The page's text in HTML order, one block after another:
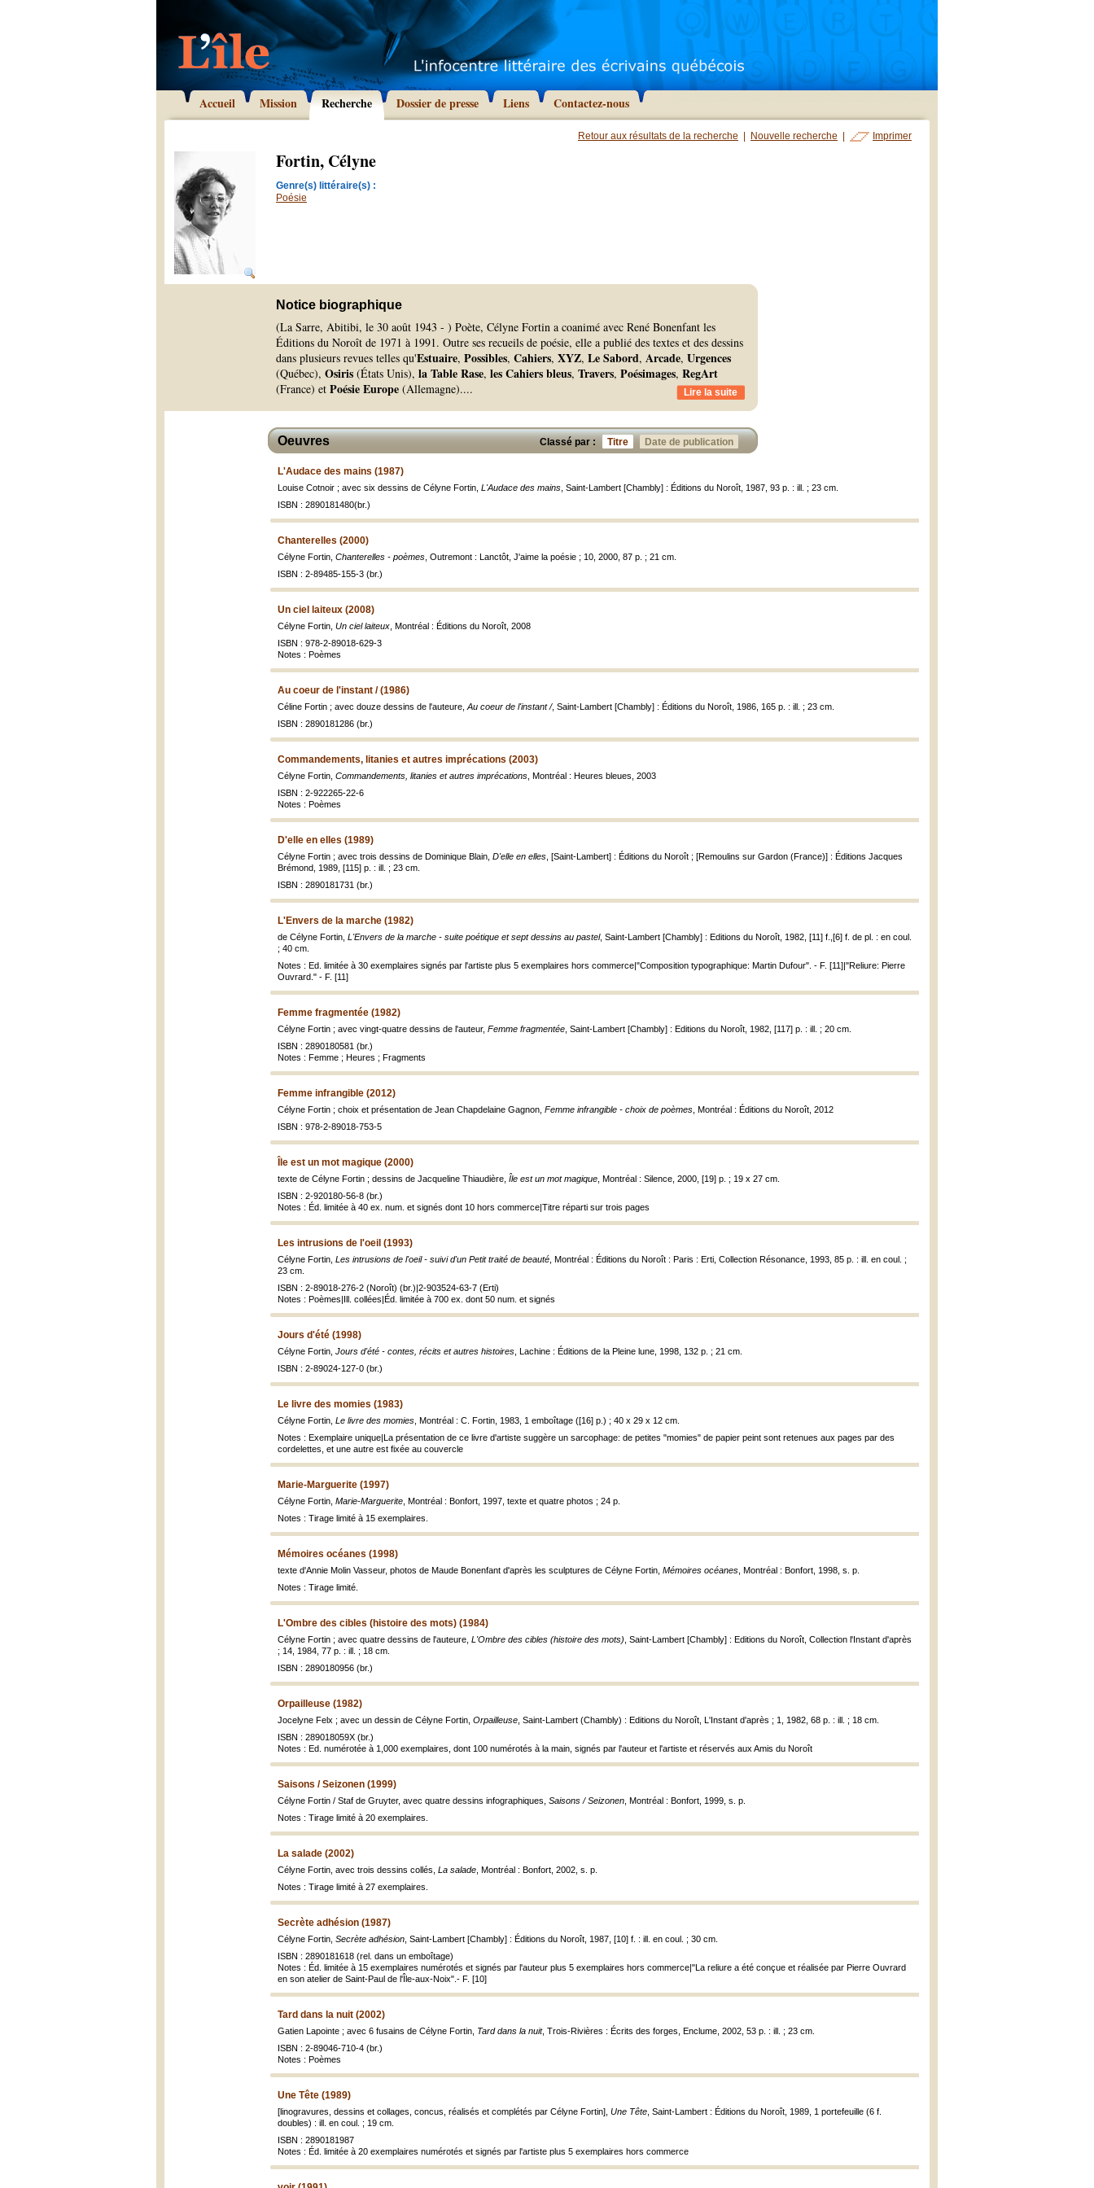
Accueil Mission Recherche Dossier de presse Liens Contactez-nous
Retour aux résultats de la recherche Nouvelle recherche Imprimer
Fortin, Célyne
Genre(s) littéraire(s) :
Poésie
Notice biographique
(La Sarre, Abitibi, le 30 août 1943 - ) Poète, Célyne Fortin a coanimé avec René Bonenfant les
Éditions du Noroît de 1971 à 1991. Outre ses recueils de poésie, elle a publié des textes et des dessins
dans plusieurs revues telles qu'Estuaire, Possibles, Cahiers, XYZ, Le Sabord, Arcade, Urgences
(Québec), Osiris (États Unis), la Table Rase, les Cahiers bleus, Travers, Poésimages, RegArt
(France) et PoésieEurope (Allemagne).... Lire la suite
Classé par : Titre Date de publication
Oeuvres
L'Audace des mains (1987)
Louise Cotnoir ; avec six dessins de Célyne Fortin, L'Audace des mains , Saint-Lambert [Chambly] : Éditions du Noroît, 1987, 93 p. : ill. ; 23 cm.
ISBN : 2890181480(br.)
Chanterelles (2000)
Célyne Fortin, Chanterelles - poèmes , Outremont : Lanctôt, J'aime la poésie ; 10, 2000, 87 p. ; 21 cm.
ISBN : 2-89485-155-3 (br.)
Un ciel laiteux (2008)
Célyne Fortin, Un ciel laiteux , Montréal : Éditions du Noroît, 2008
ISBN : 978-2-89018-629-3
Notes : Poèmes
Au coeur de l'instant / (1986)
Céline Fortin ; avec douze dessins de l'auteure, Au coeur de l'instant /, Saint-Lambert [Chambly] : Éditions du Noroît, 1986, 165 p. : ill. ; 23 cm.
ISBN : 2890181286 (br.)
Commandements, litanies et autres imprécations (2003)
Célyne Fortin, Commandements, litanies et autres imprécations , Montréal : Heures bleues, 2003
ISBN : 2-922265-22-6
Notes : Poèmes
D'elle en elles (1989)
Célyne Fortin ; avec trois dessins de Dominique Blain, D'elle en elles , [Saint-Lambert] : Éditions du Noroît ; [Remoulins sur Gardon (France)] : Éditions Jacques
Brémond, 1989, [115] p. : ill. ; 23 cm.
ISBN : 2890181731 (br.)
L'Envers de la marche (1982)
de Célyne Fortin, L'Envers de la marche - suite poétique et sept dessins au pastel, Saint-Lambert [Chambly] : Editions du Noroît, 1982, [11] f.,[6] f. de pl. : en coul.
; 40 cm.
Notes : Ed. limitée à 30 exemplaires signés par l'artiste plus 5 exemplaires hors commerce|"Composition typographique: Martin Dufour". - F. [11]|"Reliure: Pierre
Ouvrard." - F. [11]
Femme fragmentée (1982)
Célyne Fortin ; avec vingt-quatre dessins de l'auteur, Femme fragmentée , Saint-Lambert [Chambly] : Editions du Noroît, 1982, [117] p. : ill. ; 20 cm.
ISBN : 2890180581 (br.)
Notes : Femme ; Heures ; Fragments
Femme infrangible (2012)
Célyne Fortin ; choix et présentation de Jean Chapdelaine Gagnon, Femme infrangible - choix de poèmes , Montréal : Éditions du Noroît, 2012
ISBN : 978-2-89018-753-5
Île est un mot magique (2000)
texte de Célyne Fortin ; dessins de Jacqueline Thiaudière, Île est un mot magique , Montréal : Silence, 2000, [19] p. ; 19 x 27 cm.
ISBN : 2-920180-56-8 (br.)
Notes : Éd. limitée à 40 ex. num. et signés dont 10 hors commerce|Titre réparti sur trois pages
Les intrusions de l'oeil (1993)
Célyne Fortin, Les intrusions de l'oeil - suivi d'un Petit traité de beauté , Montréal : Éditions du Noroît : Paris : Erti, Collection Résonance, 1993, 85 p. : ill. en coul. ;
23 cm.
ISBN : 2-89018-276-2 (Noroît) (br.)|2-903524-63-7 (Erti)
Notes : Poèmes|Ill. collées|Éd. limitée à 700 ex. dont 50 num. et signés
Jours d'été (1998)
Célyne Fortin, Jours d'été - contes, récits et autres histoires , Lachine : Éditions de la Pleine lune, 1998, 132 p. ; 21 cm.
ISBN : 2-89024-127-0 (br.)
Le livre des momies (1983)
Célyne Fortin, Le livre des momies , Montréal : C. Fortin, 1983, 1 emboîtage ([16] p.) ; 40 x 29 x 12 cm.
Notes : Exemplaire unique|La présentation de ce livre d'artiste suggère un sarcophage: de petites "momies" de papier peint sont retenues aux pages par des
cordelettes, et une autre est fixée au couvercle
Marie-Marguerite (1997)
Célyne Fortin, Marie-Marguerite , Montréal : Bonfort, 1997, texte et quatre photos ; 24 p.
Notes : Tirage limité à 15 exemplaires.
Mémoires océanes (1998)
texte d'Annie Molin Vasseur, photos de Maude Bonenfant d'après les sculptures de Célyne Fortin, Mémoires océanes , Montréal : Bonfort, 1998, s. p.
Notes : Tirage limité.
L'Ombre des cibles (histoire des mots) (1984)
Célyne Fortin ; avec quatre dessins de l'auteure, L'Ombre des cibles (histoire des mots) , Saint-Lambert [Chambly] : Editions du Noroît, Collection l'Instant d'après
; 14, 1984, 77 p. : ill. ; 18 cm.
ISBN : 2890180956 (br.)
Orpailleuse (1982)
Jocelyne Felx ; avec un dessin de Célyne Fortin, Orpailleuse , Saint-Lambert (Chambly) : Editions du Noroît, L'Instant d'après ; 1, 1982, 68 p. : ill. ; 18 cm.
ISBN : 289018059X (br.)
Notes : Ed. numérotée à 1,000 exemplaires, dont 100 numérotés à la main, signés par l'auteur et l'artiste et réservés aux Amis du Noroît
Saisons / Seizonen (1999)
Célyne Fortin / Staf de Gruyter, avec quatre dessins infographiques, Saisons / Seizonen , Montréal : Bonfort, 1999, s. p.
Notes : Tirage limité à 20 exemplaires.
La salade (2002)
Célyne Fortin, avec trois dessins collés, La salade , Montréal : Bonfort, 2002, s. p.
Notes : Tirage limité à 27 exemplaires.
Secrète adhésion (1987)
Célyne Fortin, Secrète adhésion , Saint-Lambert [Chambly] : Éditions du Noroît, 1987, [10] f. : ill. en coul. ; 30 cm.
ISBN : 2890181618 (rel. dans un emboîtage)
Notes : Éd. limitée à 15 exemplaires numérotés et signés par l'auteur plus 5 exemplaires hors commerce|"La reliure a été conçue et réalisée par Pierre Ouvrard
en son atelier de Saint-Paul de l'Île-aux-Noix".- F. [10]
Tard dans la nuit (2002)
Gatien Lapointe ; avec 6 fusains de Célyne Fortin, Tard dans la nuit, Trois-Rivières : Écrits des forges, Enclume, 2002, 53 p. : ill. ; 23 cm.
ISBN : 2-89046-710-4 (br.)
Notes : Poèmes
Une Tête (1989)
[linogravures, dessins et collages, concus, réalisés et complétés par Célyne Fortin], Une Tête , Saint-Lambert : Éditions du Noroît, 1989, 1 portefeuille (6 f.
doubles) : ill. en coul. ; 19 cm.
ISBN : 2890181987
Notes : Éd. limitée à 20 exemplaires numérotés et signés par l'artiste plus 5 exemplaires hors commerce